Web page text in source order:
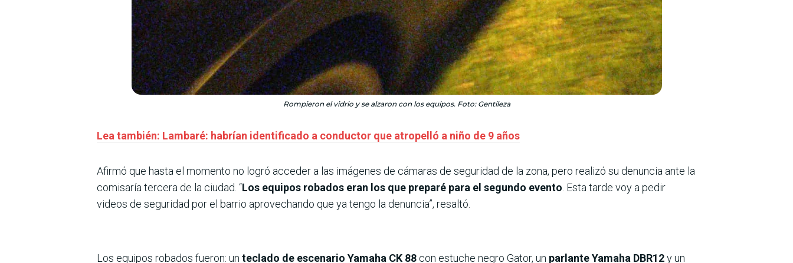
Rompieron el vidrio y se alzaron con los equipos. Foto: Gentileza
Lea también: Lambaré: habrían identificado a conductor que atropelló a niño de 9 años
Afirmó que hasta el momento no logró acceder a las imágenes de cámaras de seguridad de la zona, pero realizó su denuncia ante la
comisaría tercera de la ciudad. “Los equipos robados eran los que preparé para el segundo evento . Esta tarde voy a pedir
videos de seguridad por el barrio aprovechando que ya tengo la denuncia”, resaltó.
Los equipos robados fueron: un teclado de escenario Yamaha CK 88 con estuche negro Gator, un parlante Yamaha DBR12y un